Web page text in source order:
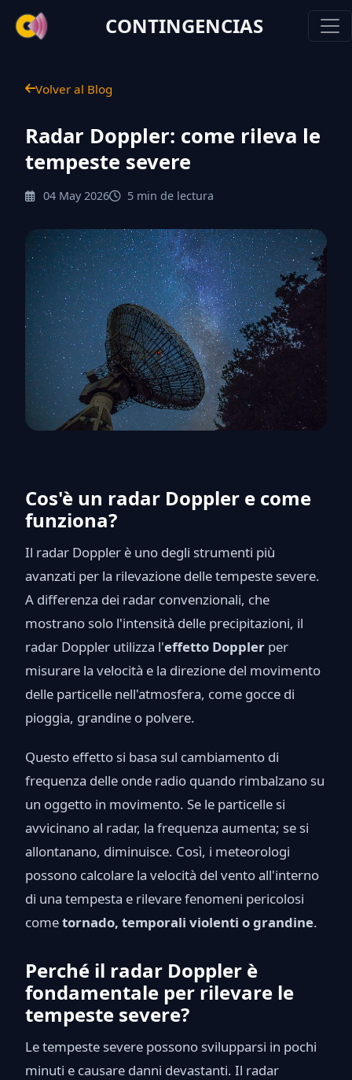
CONTINGENCIAS
Volver al Blog
Radar Doppler: come rileva le
tempeste severe
04 May 2026 5 min de lectura
Cos'è un radar Doppler e come
funziona?
Il radar Doppler è uno degli strumenti più
avanzati per la rilevazione delle tempeste severe.
A differenza dei radar convenzionali, che
mostrano solo l'intensità delle precipitazioni, il
radar Doppler utilizza l'effetto Doppler per
misurare la velocità e la direzione del movimento
delle particelle nell'atmosfera, come gocce di
pioggia, grandine o polvere.
Questo effetto si basa sul cambiamento di
frequenza delle onde radio quando rimbalzano su
un oggetto in movimento. Se le particelle si
avvicinano al radar, la frequenza aumenta; se si
allontanano, diminuisce. Così, i meteorologi
possono calcolare la velocità del vento all'interno
di una tempesta e rilevare fenomeni pericolosi
cometornado, temporali violenti o grandine.
Perché il radar Doppler è
fondamentale per rilevare le
tempeste severe?
Le tempeste severe possono svilupparsi in pochi
minuti e causare danni devastanti. Il radar